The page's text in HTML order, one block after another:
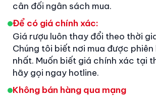
cân đối ngân sách mua.
Để có giá chính xác:
Giá rượu luôn thay đổi theo thời
Chúng tôi biết nơi mua được
nhất. Muốn biết giá chính xác tại
hãy gọi ngay hotline.
Không bán hàng qua mạng